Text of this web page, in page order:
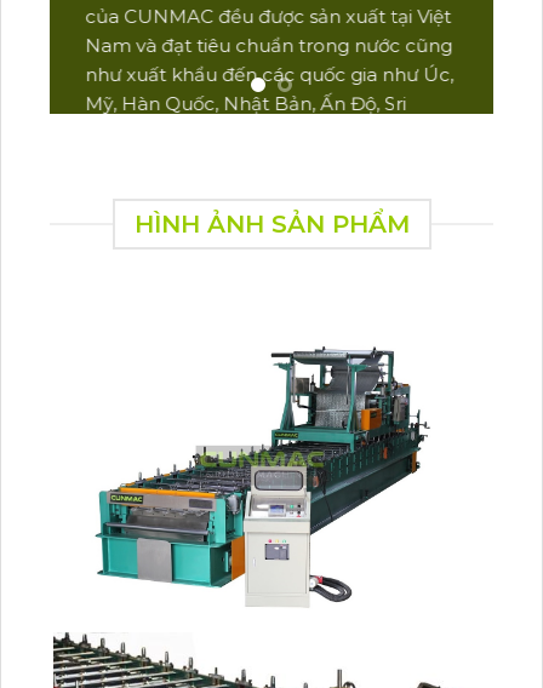
của CUNMAC đều được sản xuất tại Việt
Nam và đạt tiêu chuẩn trong nước cũng
như xuất khẩu đến các quốc gia như Úc,
Mỹ, Hàn Quốc, Nhật Bản, Ấn Độ, Sri
HÌNH ẢNH SẢN PHẨM